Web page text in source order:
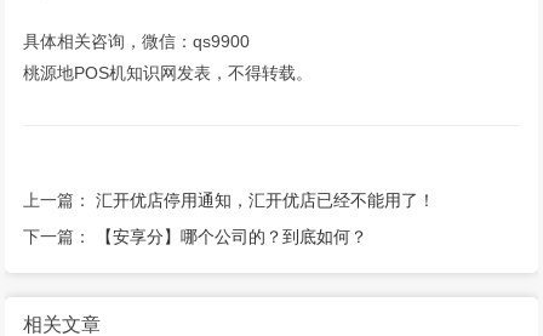
具体相关咨询，微信：qs9900
桃源地POS机知识网发表，不得转载。
上一篇：汇开优店停用通知，汇开优店已经不能用了！
下一篇：
【安享分】哪个公司的？到底如何？
相关文章